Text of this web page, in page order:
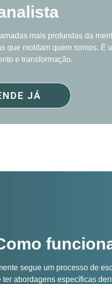
mais profundas da
que moldam quem somos. É
e transformação.
JÁ
segue um processo de
abordagens específicas